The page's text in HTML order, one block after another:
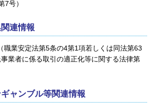
7号）
連情報
職業安定法第5条の4第1項若しくは同法第63
業者に係る取引の適正化等に関する法律第
ャンブル等関連情報